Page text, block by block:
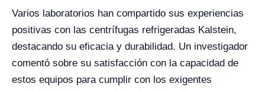
Varios laboratorios han compartido sus experiencias
positivas con las centrífugas refrigeradas Kalstein,
destacando su eficacia y durabilidad. Un investigador
comentó sobre su satisfacción con la capacidad de
estos equipos para cumplir con los exigentes